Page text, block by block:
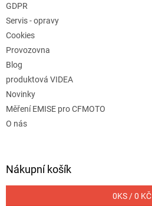
GDPR
Servis - opravy
Cookies
Provozovna
Blog
produktová VIDEA
Novinky
Měření EMISE pro CFMOTO
O nás
Nákupní košík
0KS /0 KČ